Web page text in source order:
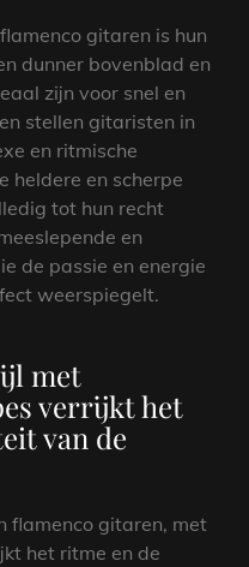
gitaren is hun
dunner bovenblad en
zijn voor snel en
stellen gitaristen in
en ritmische
heldere en scherpe
tot hun recht
en
de passie en energie
weerspiegelt.
met
verrijkt het
van de
flamenco gitaren, met
het ritme en de